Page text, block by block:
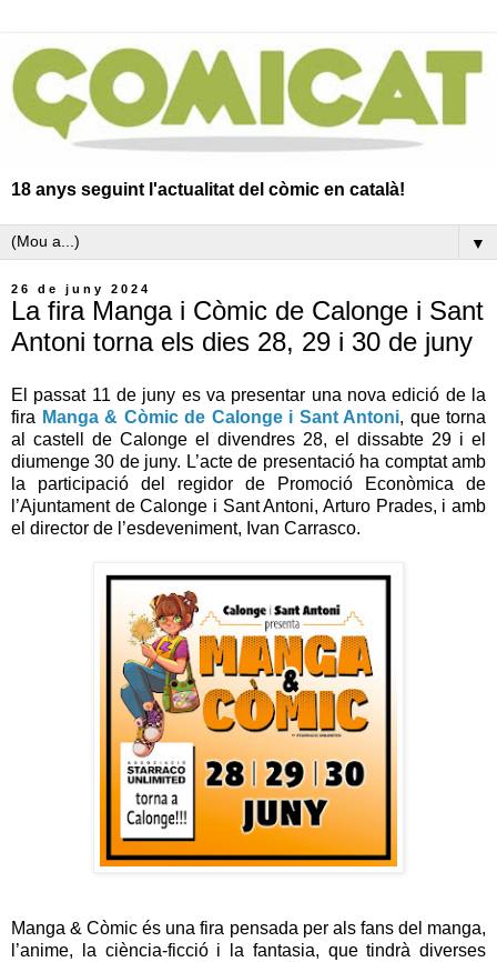
18 anys seguint l'actualitat del còmic en català!
▼
26 de juny 2024
La fira Manga i Còmic de Calonge i Sant
Antoni torna els dies 28, 29 i 30 de juny
El passat 11 de juny es va presentar una nova edició de la
fira Manga & Còmic de Calonge i Sant Antoni, que torna
al castell de Calonge el divendres 28, el dissabte 29 i el
diumenge 30 de juny. L’acte de presentació ha comptat amb
la participació del regidor de Promoció Econòmica de
l’Ajuntament de Calonge i Sant Antoni, Arturo Prades, i amb
el director de l’esdeveniment, Ivan Carrasco.
Manga & Còmic és una fira pensada per als fans del manga,
l’anime, la ciència-ficció i la fantasia, que tindrà diverses